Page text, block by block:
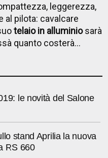
leggerezza,
al pilota: cavalcare
telaio in alluminiosarà
quanto costerà...
le novità del Salone
stand Aprilia la nuova
RS 660